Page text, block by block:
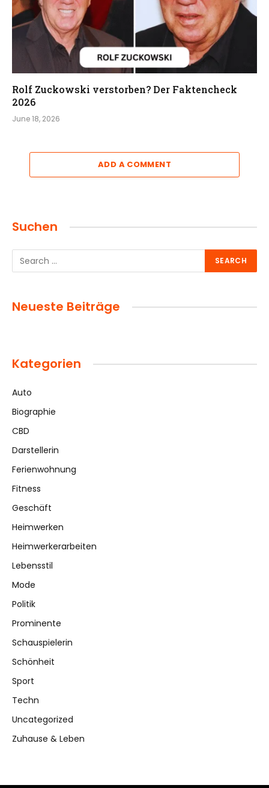
Rolf Zuckowski verstorben? Der Faktencheck
2026
June 18, 2026
ADD A COMMENT
Suchen
Neueste Beiträge
Kategorien
Auto
Biographie
CBD
Darstellerin
Ferienwohnung
Fitness
Geschäft
Heimwerken
Heimwerkerarbeiten
Lebensstil
Mode
Politik
Prominente
Schauspielerin
Schönheit
Sport
Techn
Uncategorized
Zuhause & Leben